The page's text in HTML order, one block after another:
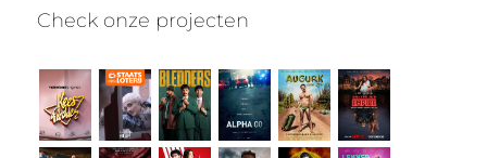
Check onze projecten